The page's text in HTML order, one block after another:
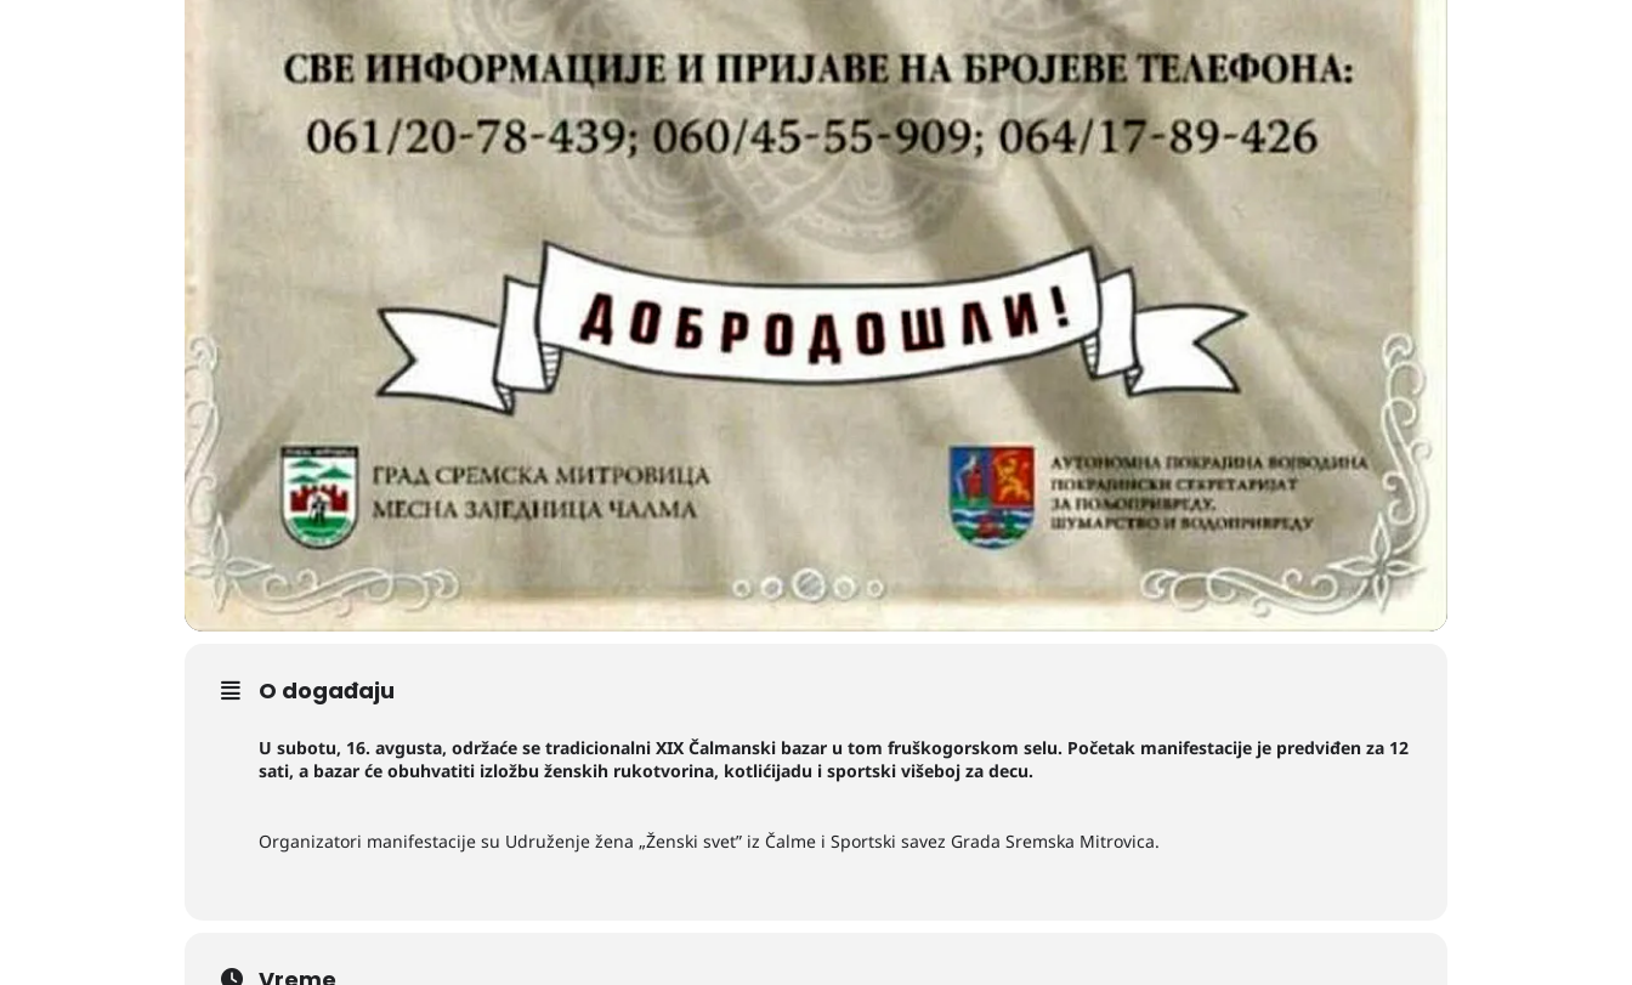
O događaju
U subotu, 16. avgusta, održaće se tradicionalni XIX Čalmanski bazar u tom fruškogorskom selu. Početak manifestacije je predviđen za 12
sati, a bazar će obuhvatiti izložbu ženskih rukotvorina, kotlićijadu i sportski višeboj za decu.
Organizatori manifestacije su Udruženje žena „Ženski svet” iz Čalme i Sportski savez Grada Sremska Mitrovica.